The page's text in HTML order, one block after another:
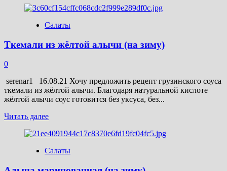
о
куриное
«Волшебное»,
Салаты
Ткемали из жёлтой алычи (на зиму)
0
serenar1 16.08.21 Хочу предложить рецепт грузинского соуса
ткемали из жёлтой алычи. Благодаря натуральной кислоте
жёлтой алычи соус готовится без уксуса, без...
Читать далееПрочитать
о
из
Салаты